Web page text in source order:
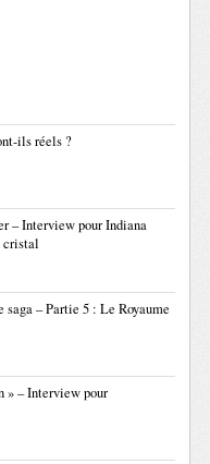
ils réels ?
– Interview pour Indiana
cristal
saga – Partie 5 : Le Royaume
» – Interview pour